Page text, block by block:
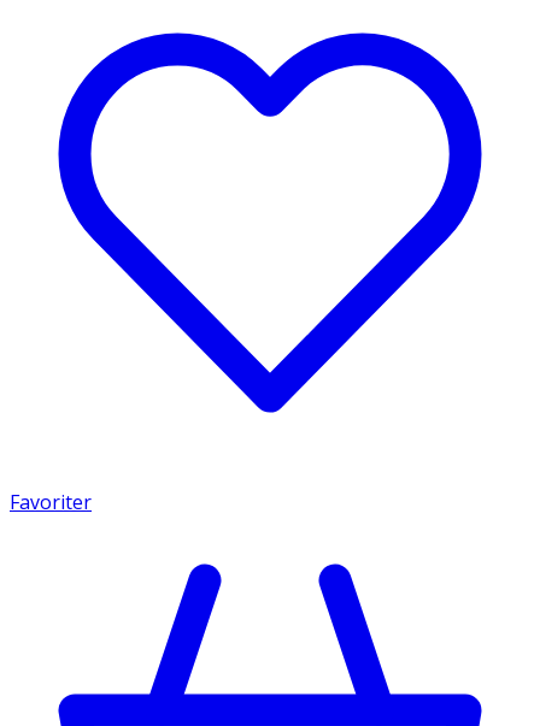
Favoriter